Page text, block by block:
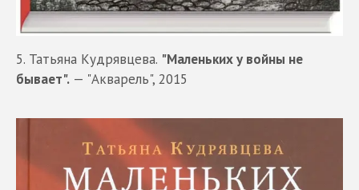
5. Татьяна Кудрявцева. "Маленьких у войны не
бывает". — "Акварель", 2015